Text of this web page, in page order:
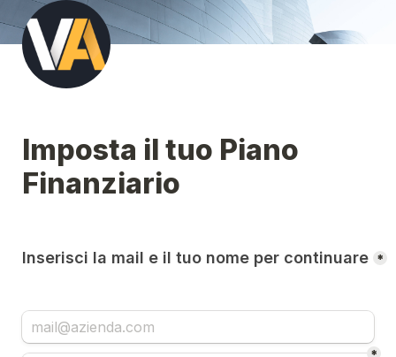
Imposta il tuo Piano
Finanziario
Inserisci la mail e il tuo nome per continuare *